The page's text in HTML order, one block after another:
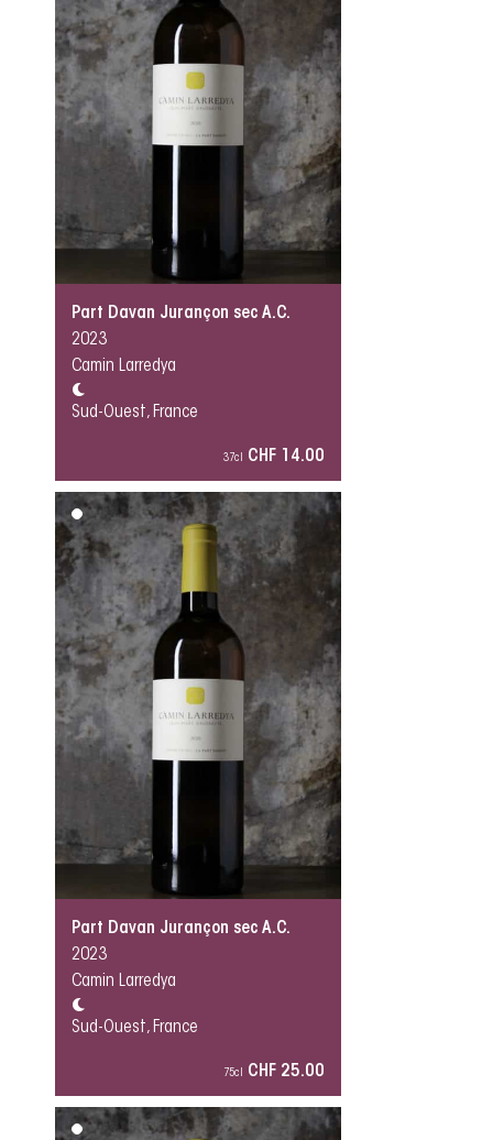
Part Davan Jurançon sec A.C.
2023
Camin Larredya
Sud-Ouest, France
37cl CHF 14.00
Part Davan Jurançon sec A.C.
2023
Camin Larredya
Sud-Ouest, France
75cl CHF 25.00